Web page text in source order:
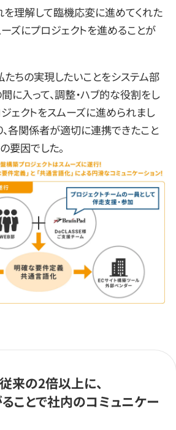
を理解して臨機応変に進めてくれた
ーズにプロジェクトを進めることが
私たちの実現したいことをシステム部
に入って、調整・ハブ的な役割をし
ジェクトをスムーズに進められまし
、各関係者が適切に連携できたこと
要因でした。
来の2倍以上に、
ことで社内のコミュニケー